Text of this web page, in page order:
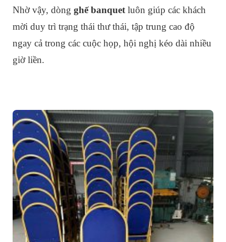
Nhờ vậy, dòng ghế banquetluôn giúp các khách
mời duy trì trạng thái thư thái, tập trung cao độ
ngay cả trong các cuộc họp, hội nghị kéo dài nhiều
giờ liền.